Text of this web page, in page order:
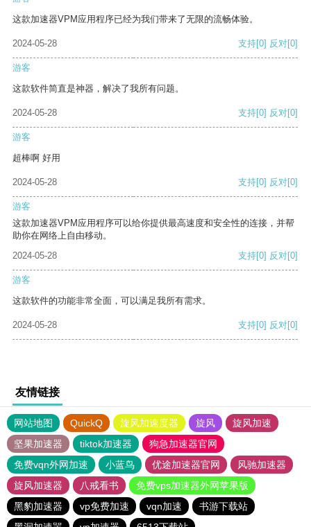
这款加速器VPM应用程序已经为我们带来了无限的流畅体验。
2024-05-28 支持[0] 反对[0]
游客
这款软件简直是神器，解决了我所有问题。
2024-05-28 支持[0] 反对[0]
游客
超棒啊 好用
2024-05-28 支持[0] 反对[0]
游客
这款加速器VPM应用程序可以给你提供最高速度和安全性的连接，并帮
助你在网络上自由移动。
2024-05-28
支持[0] 反对[0]
游客
这款软件的功能非常全面，可以满足我所有需求。
2024-05-28 支持[0] 反对[0]
友情链接
网站地图 QuickQ 旋风加速度器 旋风
旋风加速
坚果加速器
tiktok加速器
狗急加速器官网
免费vqn外网加速
小蓝鸟 优途加速器官网
风驰加速器
旋风加速器
八戒看书
免费vps加速器外网苹果版
黑豹加速器
vp免费加速 vqn加速
书游下载站